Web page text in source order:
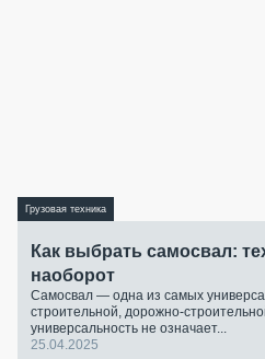
Грузовая техника
Как выбрать самосвал:
наоборот
Самосвал — одна из самых
строительной, дорожно-
универсальность не означает...
25.04.2025